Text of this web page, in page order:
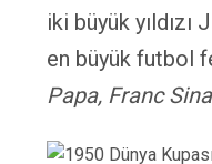
iki büyük
en büyük futbol
Papa, Franc